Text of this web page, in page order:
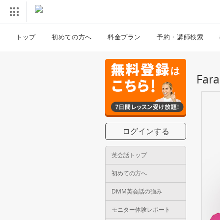
トップ 初めての方へ 料金プラン 予約・講師検索
ログインする
英会話トップ
初めての方へ
DMM英会話の強み
モニター体験レポート